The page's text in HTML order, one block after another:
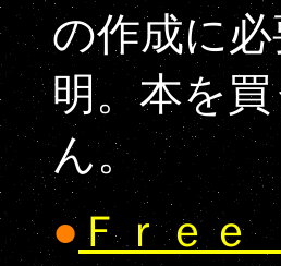
の作成に
明。本を
ん。
● Ｆｒｅ